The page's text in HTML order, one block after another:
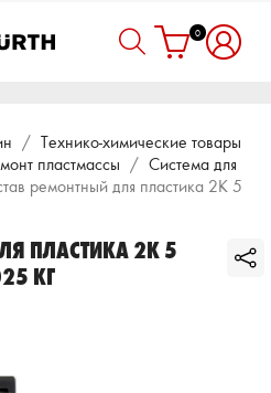
0
Технико-химические товары
пластмассы
Система для
ремонтный для пластика 2К 5
ПЛАСТИКА 2К 5
КГ